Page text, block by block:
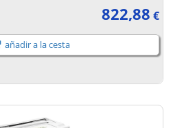
822,88 €
añadir a la cesta